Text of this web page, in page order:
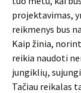
projektavimas,
reikmenys bus
Kaip žinia,
reikia naudoti
jungiklių,
Tačiau reikalas